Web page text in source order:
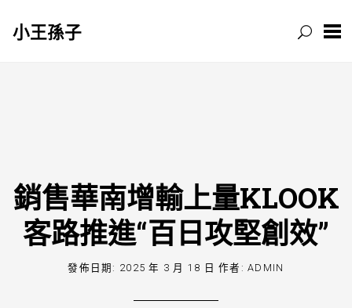
小王孫子
銷售華南增輸上量KLOOK
客路推進“百日攻堅創效”
發佈日期: 2025 年 3 月 18 日 作者:ADMIN